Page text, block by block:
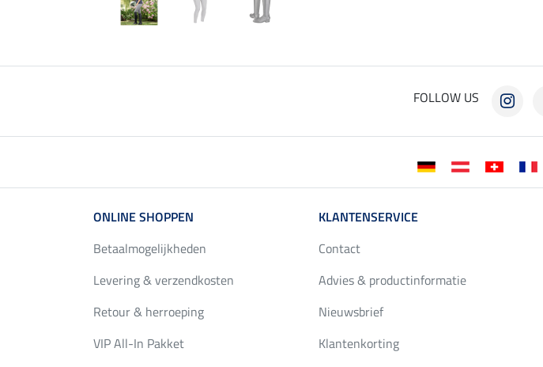
FOLLOW US
ONLINE SHOPPEN
Betaalmogelijkheden
Levering & verzendkosten
Retour & herroeping
VIP All-In Pakket
KLANTENSERVICE
Contact
Advies & productinformatie
Nieuwsbrief
Klantenkorting